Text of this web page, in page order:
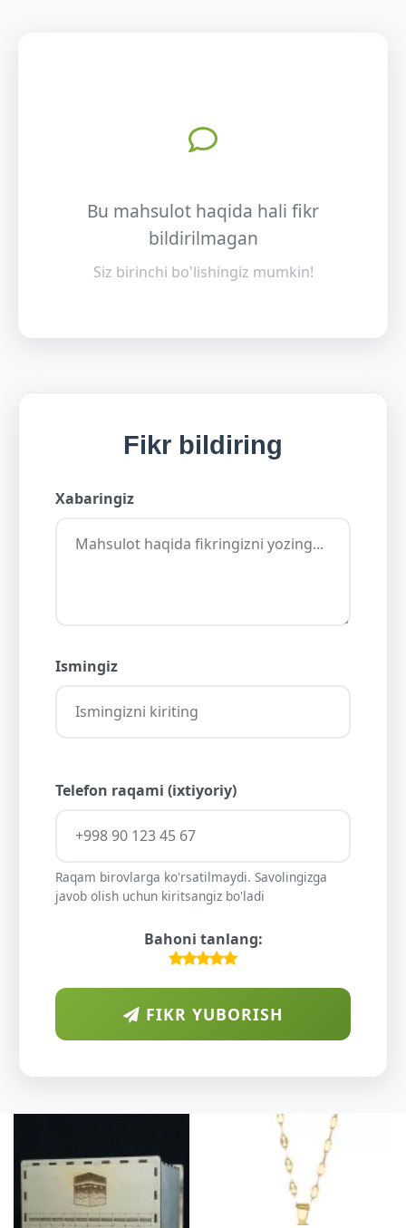
Bu mahsulot haqida hali fikr
bildirilmagan
Siz birinchi bo'lishingiz mumkin!
Fikr bildiring
Xabaringiz
Ismingiz
Telefon raqami (ixtiyoriy)
Raqam birovlarga ko'rsatilmaydi. Savolingizga
javob olish uchun kiritsangiz bo'ladi
Bahoni tanlang:
FIKR YUBORISH